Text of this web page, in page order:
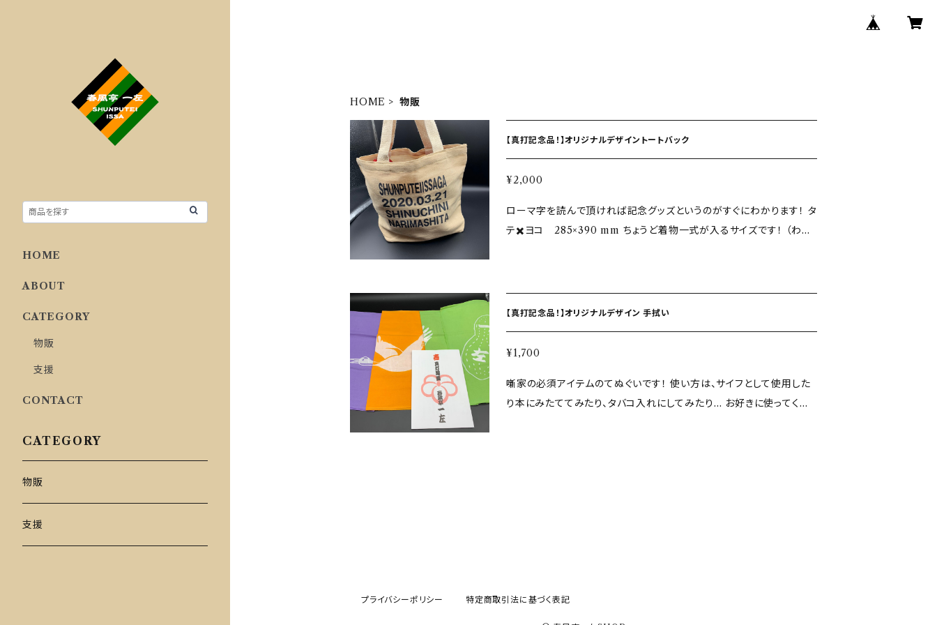
HOME 物販
【真打記念品！】オリジナルデザイントートバック
¥2,000
ローマ字を読んで頂ければ記念グッズというのがすぐにわかります！ タ
テ✖️ヨコ 285×390 mm ちょうど着物一式が入るサイズです！ （わか
【真打記念品！】オリジナルデザイン 手拭い
¥1,700
噺家の必須アイテムのてぬぐいです！ 使い方は、サイフとして使用した
り本にみたててみたり、タバコ入れにしてみたり… お好きに使ってくだ
HOME
ABOUT
CATEGORY
物販
支援
CONTACT
CATEGORY
物販
支援
プライバシーポリシー 特定商取引法に基づく表記